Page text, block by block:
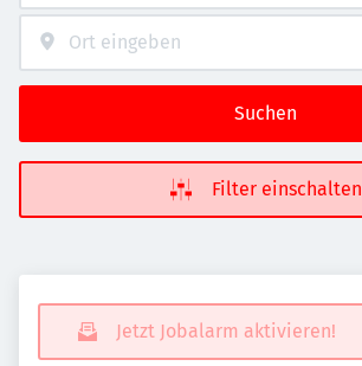
Suchen
Filter einschalten
Jetzt Jobalarm aktivieren!